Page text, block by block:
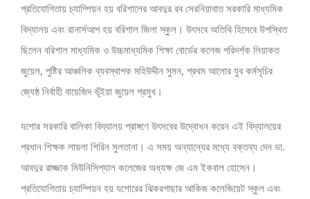
প্রতিযোগিতায় চ্যাম্পিয়ন হয় বরিশালের আবদুর রব সেরনিয়াবাত সরকারি মাধ্যমিক
বিদ্যালয় এবং রানার্সআপ হয় বরিশাল জিলা স্কুল। উৎসবে অতিথি হিসেবে উপস্থিত
ছিলেন বরিশাল মাধ্যমিক ও উচ্চমাধ্যমিক শিক্ষা বোর্ডের কলেজ পরিদর্শক লিয়াকত
জুয়েল, পুষ্টির আঞ্চলিক ব্যবস্থাপক মহিউদ্দীন সুমন, প্রথম আলোর যুব কর্মসূচির
জ্যেষ্ঠ নির্বাহী বায়েজিদ ভূঁইয়া জুয়েল প্রমুখ।
যশোর সরকারি বালিকা বিদ্যালয় প্রাঙ্গণে উৎসবের উদ্বোধন করেন এই বিদ্যালয়ের
প্রধান শিক্ষক লায়লা শিরিন সুলতানা। এ সময় অন্যান্যের মধ্যে বক্তব্য দেন ডা.
আবদুর রাজ্জাক মিউনিসিপ্যাল কলেজের অধ্যক্ষ জে এম ইকবাল হোসেন।
প্রতিযোগিতায় চ্যাম্পিয়ন হয় যশোরের ঝিকরগাছার আকিজ কলেজিয়েট স্কুল এবং